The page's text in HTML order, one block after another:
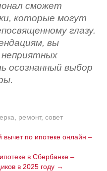
сможет
которые могут
глазу.
вы
осознанный выбор
ремонт, совет
вычет по ипотеке онлайн –
в Сбербанке –
в 2025 году →